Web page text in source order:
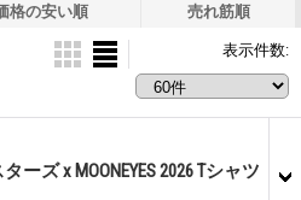
格の安い順 売れ筋順
表示件数:
ーズ x MOONEYES 2026 Tシャツ